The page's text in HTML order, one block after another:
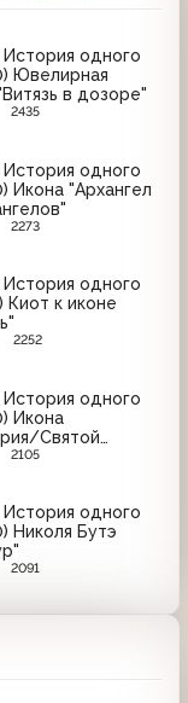
одного
Ювелирная
в дозоре"
2435
одного
"Архангел
2273
одного
к иконе
2252
одного
Икона
Святой
2105
одного
Николя Бутэ
2091